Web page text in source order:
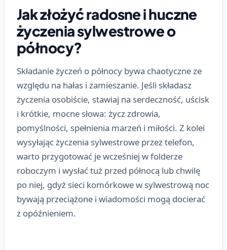
Jak złożyć radosne i huczne
życzenia sylwestrowe o
północy?
Składanie życzeń o północy bywa chaotyczne ze
względu na hałas i zamieszanie. Jeśli składasz
życzenia osobiście, stawiaj na serdeczność, uścisk
i krótkie, mocne słowa: życz zdrowia,
pomyślności, spełnienia marzeń i miłości. Z kolei
wysyłając życzenia sylwestrowe przez telefon,
warto przygotować je wcześniej w folderze
roboczym i wysłać tuż przed północą lub chwilę
po niej, gdyż sieci komórkowe w sylwestrową noc
bywają przeciążone i wiadomości mogą docierać
z opóźnieniem.